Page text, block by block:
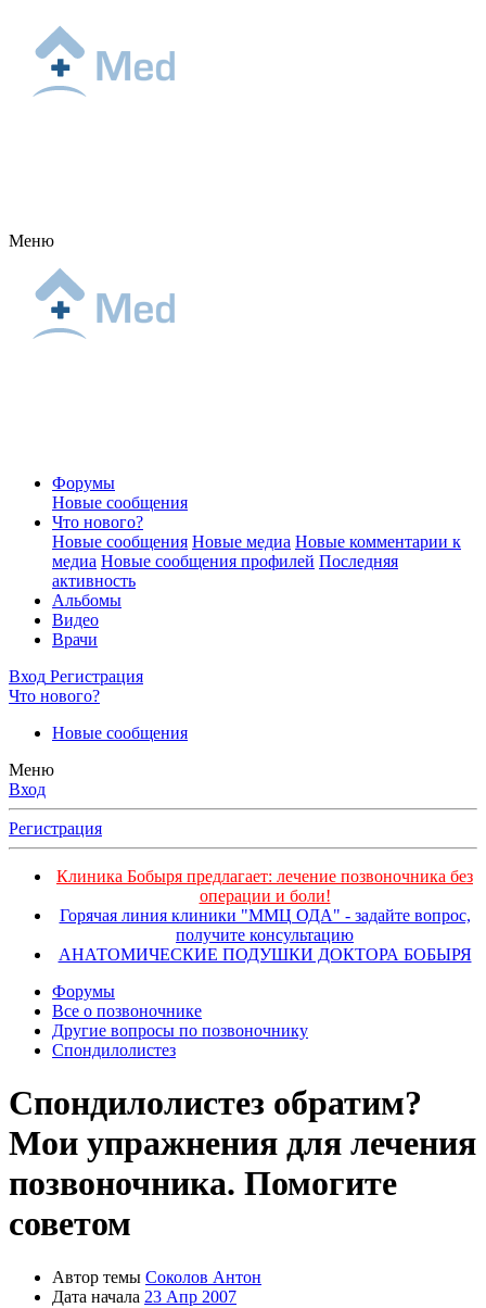
Меню
Форумы
Новые сообщения
Что нового?
Новые сообщения Новые медиа Новые комментарии к
медиа Новые сообщения профилей Последняя
активность
Альбомы
Видео
Врачи
Вход Регистрация
Что нового?
Новые сообщения
Меню
Вход
Регистрация
Клиника Бобыря предлагает: лечение позвоночника без
операции и боли!
Горячая линия клиники "ММЦ ОДА" - задайте вопрос,
получите консультацию
АНАТОМИЧЕСКИЕ ПОДУШКИ ДОКТОРА БОБЫРЯ
Форумы
Все о позвоночнике
Другие вопросы по позвоночнику
Спондилолистез
Спондилолистез обратим?
Мои упражнения для лечения
позвоночника. Помогите
советом
Автор темы Соколов Антон
Дата начала 23 Апр 2007